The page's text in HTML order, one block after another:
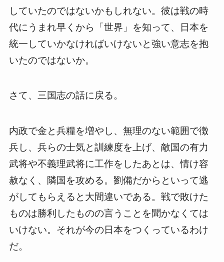
していたのではないかもしれない。彼は戦の時
代にうまれ早くから「世界」を知って、日本を
統一していかなければいけないと強い意志を抱
いたのではないか。
さて、三国志の話に戻る。
内政で金と兵糧を増やし、無理のない範囲で徴
兵し、兵らの士気と訓練度を上げ、敵国の有力
武将や不義理武将に工作をしたあとは、情け容
赦なく、隣国を攻める。劉備だからといって逃
がしてもらえると大間違いである。戦で敗けた
ものは勝利したものの言うことを聞かなくては
いけない。それが今の日本をつくっているわけ
だ。